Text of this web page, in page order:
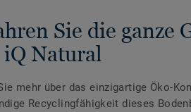
Sie die ganze
Natural
mehr über das einzigartige Öko-
Recyclingfähigkeit dieses